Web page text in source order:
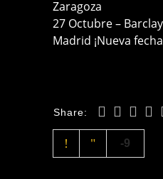
Zaragoza
27 Octubre –
Madrid ¡Nueva
Share:
-9